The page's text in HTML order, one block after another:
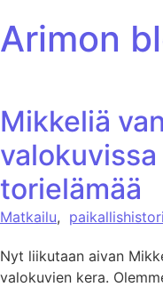
Arimon
Mikkeliä
torielämää
Matkailu,
Nyt liikutaan aivan
valokuvien kera.